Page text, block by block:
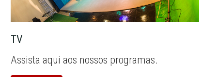
TV
Assista aqui aos nossos programas.